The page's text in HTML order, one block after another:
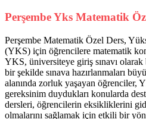
Perşembe Yks Matematik
Perşembe Matematik Özel Ders,
(YKS) için öğrencilere matematik
YKS, üniversiteye giriş sınavı
bir şekilde sınava hazırlanmaları
alanında zorluk yaşayan öğrenciler,
gereksinim duydukları konularda
dersleri, öğrencilerin eksikliklerini
olmalarını sağlamak için etkili bir